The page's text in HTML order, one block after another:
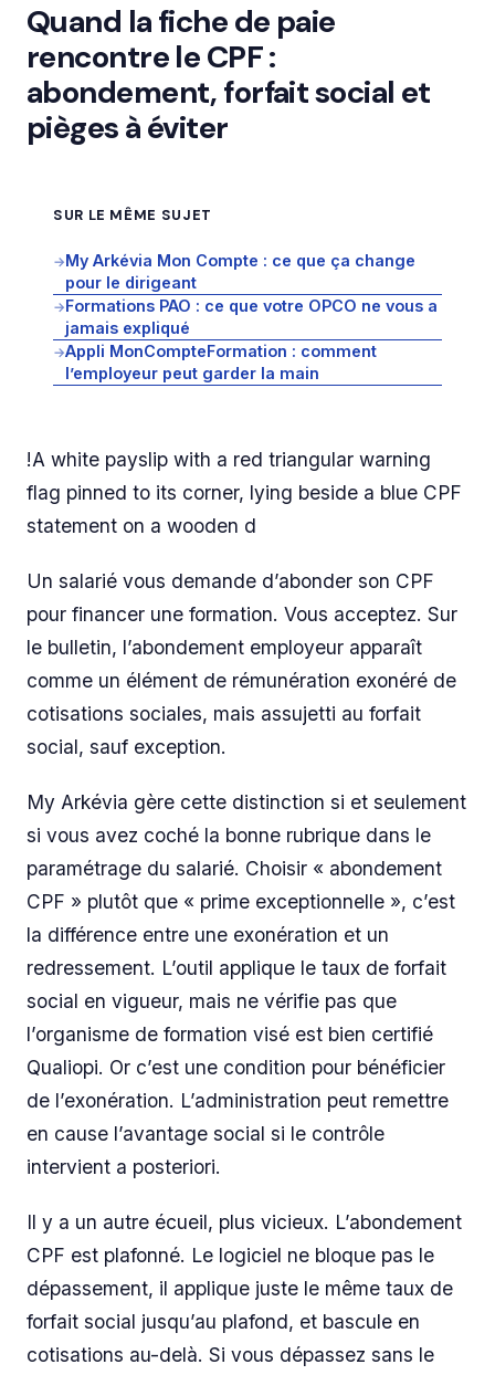
Quand la fiche de paie
rencontre le CPF :
abondement, forfait social et
pièges à éviter
SUR LE MÊME SUJET
→My Arkévia Mon Compte : ce que ça change
pour le dirigeant
→Formations PAO : ce que votre OPCO ne vous a
jamais expliqué
→Appli MonCompteFormation : comment
l’employeur peut garder la main
!A white payslip with a red triangular warning
flag pinned to its corner, lying beside a blue CPF
statement on a wooden d
Un salarié vous demande d’abonder son CPF
pour financer une formation. Vous acceptez. Sur
le bulletin, l’abondement employeur apparaît
comme un élément de rémunération exonéré de
cotisations sociales, mais assujetti au forfait
social, sauf exception.
My Arkévia gère cette distinction si et seulement
si vous avez coché la bonne rubrique dans le
paramétrage du salarié. Choisir « abondement
CPF » plutôt que « prime exceptionnelle », c’est
la différence entre une exonération et un
redressement. L’outil applique le taux de forfait
social en vigueur, mais ne vérifie pas que
l’organisme de formation visé est bien certifié
Qualiopi. Or c’est une condition pour bénéficier
de l’exonération. L’administration peut remettre
en cause l’avantage social si le contrôle
intervient a posteriori.
Il y a un autre écueil, plus vicieux. L’abondement
CPF est plafonné. Le logiciel ne bloque pas le
dépassement, il applique juste le même taux de
forfait social jusqu’au plafond, et bascule en
cotisations au-delà. Si vous dépassez sans le